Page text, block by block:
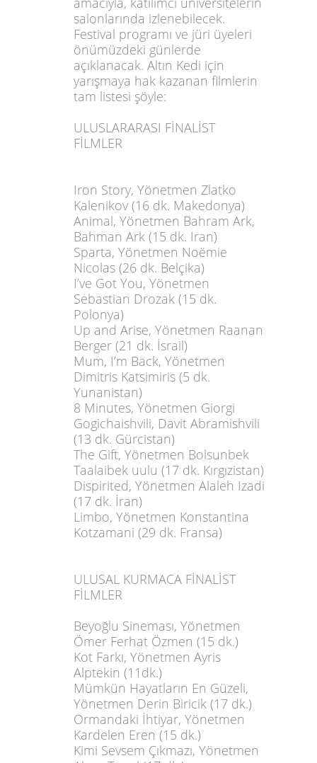
salonlarında izlenebilecek.
Festival programı ve jüri üyeleri
önümüzdeki günlerde
açıklanacak. Altın Kedi için
yarışmaya hak kazanan filmlerin
tam listesi şöyle:
ULUSLARARASI FİNALİST
FİLMLER
Iron Story, Yönetmen Zlatko
Kalenikov (16 dk. Makedonya)
Animal, Yönetmen Bahram Ark,
Bahman Ark (15 dk. Iran)
Sparta, Yönetmen Noëmie
Nicolas (26 dk. Belçika)
I’ve Got You, Yönetmen
Sebastian Drozak (15 dk.
Polonya)
Up and Arise, Yönetmen Raanan
Berger (21 dk. İsrail)
Mum, I’m Back, Yönetmen
Dimitris Katsimiris (5 dk.
Yunanistan)
8 Minutes, Yönetmen Giorgi
Gogichaishvili, Davit Abramishvili
(13 dk. Gürcistan)
The Gift, Yönetmen Bolsunbek
Taalaibek uulu (17 dk. Kırgızistan)
Dispirited, Yönetmen Alaleh Izadi
(17 dk. İran)
Limbo, Yönetmen Konstantina
Kotzamani (29 dk. Fransa)
ULUSAL KURMACA FİNALİST
FİLMLER
Beyoğlu Sineması, Yönetmen
Ömer Ferhat Özmen (15 dk.)
Kot Farkı, Yönetmen Ayris
Alptekin (11dk.)
Mümkün Hayatların En Güzeli,
Yönetmen Derin Biricik (17 dk.)
Ormandaki İhtiyar, Yönetmen
Kardelen Eren (15 dk.)
Kimi Sevsem Çıkmazı, Yönetmen